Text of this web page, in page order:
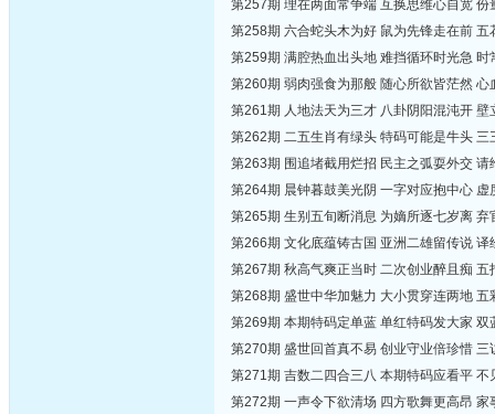
第257期 理在两面常争端 互换思维心自宽
第258期 六合蛇头木为好 鼠为先锋走在前
第259期 满腔热血出头地 难挡循环时光急
第260期 弱肉强食为那般 随心所欲皆茫然
第261期 人地法天为三才 八卦阴阳混沌开
第262期 二五生肖有绿头 特码可能是牛头
第263期 围追堵截用烂招 民主之弧耍外交
第264期 晨钟暮鼓美光阴 一字对应抱中心
第265期 生别五旬断消息 为嫡所逐七岁离
第266期 文化底蕴铸古国 亚洲二雄留传说
第267期 秋高气爽正当时 二次创业醉且痴
第268期 盛世中华加魅力 大小贯穿连两地
第269期 本期特码定单蓝 单红特码发大家
第270期 盛世回首真不易 创业守业倍珍惜
第271期 吉数二四合三八 本期特码应看平
第272期 一声令下欲清场 四方歌舞更高昂